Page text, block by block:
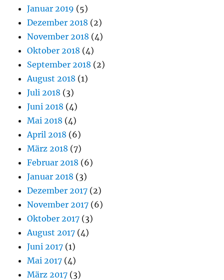
Januar 2019 (5)
Dezember 2018 (2)
November 2018 (4)
Oktober 2018 (4)
September 2018 (2)
August 2018 (1)
Juli 2018 (3)
Juni 2018 (4)
Mai 2018 (4)
April 2018 (6)
März 2018 (7)
Februar 2018 (6)
Januar 2018 (3)
Dezember 2017 (2)
November 2017 (6)
Oktober 2017 (3)
August 2017 (4)
Juni 2017 (1)
Mai 2017 (4)
März 2017 (3)